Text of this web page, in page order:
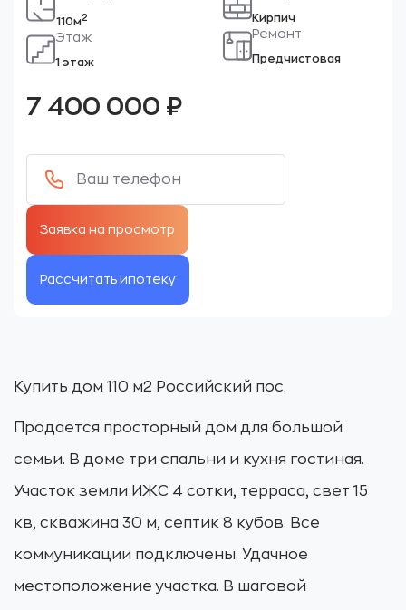
110м2
Этаж
1 этаж
Кирпич
Ремонт
Предчистовая
7 400 000 ₽
Рассчитать ипотеку
Купить дом 110 м2 Российский пос.
Продается просторный дом для большой
семьи. В доме три спальни и кухня гостиная.
Участок земли ИЖС 4 сотки, терраса, свет 15
кв, скважина 30 м, септик 8 кубов. Все
коммуникации подключены. Удачное
местоположение участка. В шаговой